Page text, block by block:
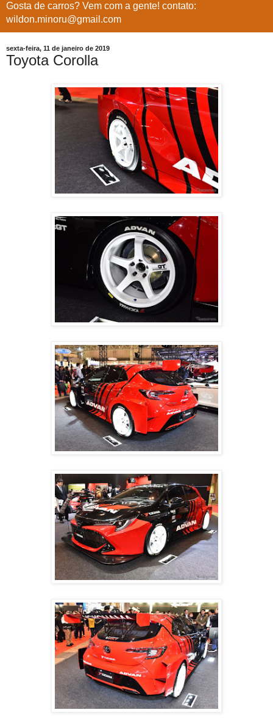
Gosta de carros? Vem com a gente! contato:
wildon.minoru@gmail.com
sexta-feira, 11 de janeiro de 2019
Toyota Corolla